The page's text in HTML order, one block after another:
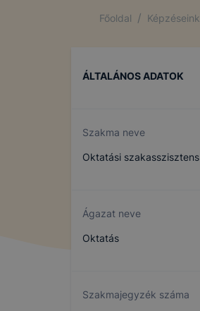
Főoldal / Képzéseink
ÁLTALÁNOS ADATOK
Szakma neve
Oktatási szakasszisztens
Ágazat neve
Oktatás
Szakmajegyzék száma